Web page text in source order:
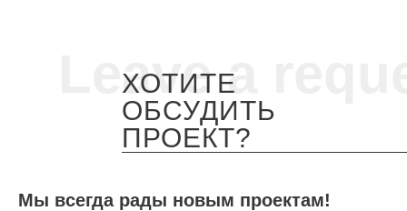
Leave a
ХОТИТЕ
ОБСУДИТЬ
ПРОЕКТ?
Мы всегда рады новым проектам!